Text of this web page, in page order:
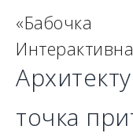
«Бабочка
точка